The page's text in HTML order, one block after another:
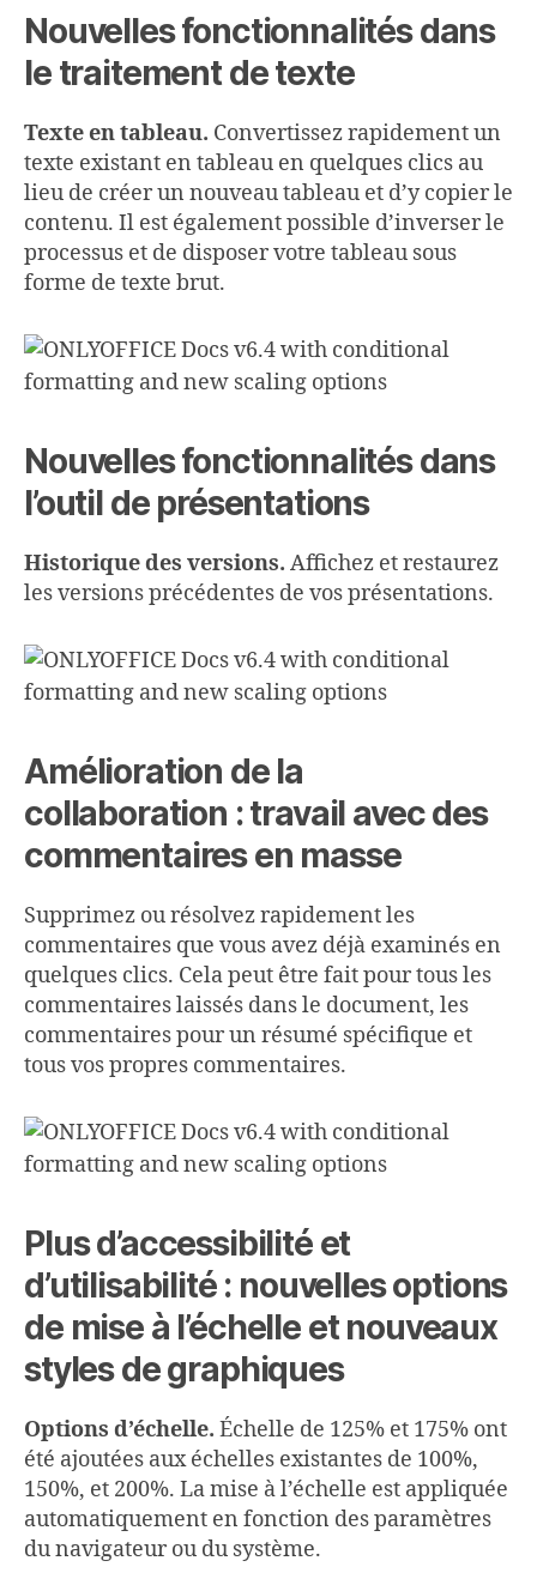
Nouvelles fonctionnalités dans
le traitement de texte
Texte en tableau. Convertissez rapidement un
texte existant en tableau en quelques clics au
lieu de créer un nouveau tableau et d’y copier le
contenu. Il est également possible d’inverser le
processus et de disposer votre tableau sous
forme de texte brut.
Nouvelles fonctionnalités dans
l’outil de présentations
Historique des versions. Affichez et restaurez
les versions précédentes de vos présentations.
Amélioration de la
collaboration : travail avec des
commentairesen masse
Supprimez ou résolvez rapidement les
commentaires que vous avez déjà examinés en
quelques clics. Cela peut être fait pour tous les
commentaires laissés dans le document, les
commentaires pour un résumé spécifique et
tous vos propres commentaires.
Plus d’accessibilité et
d’utilisabilité: nouvelles options
de mise à l’échelle et nouveaux
styles de graphiques
Options d’échelle. Échelle de 125% et 175% ont
été ajoutées aux échelles existantes de 100%,
150%, et 200%. La mise à l’échelle est appliquée
automatiquement en fonction des paramètres
du navigateur ou du système.